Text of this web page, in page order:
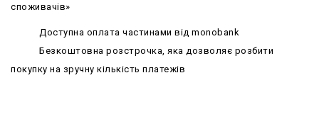
споживачів»
Доступна оплата частинами від monobank
Безкоштовна розстрочка, яка дозволяє розбити
покупку на зручну кількість платежів